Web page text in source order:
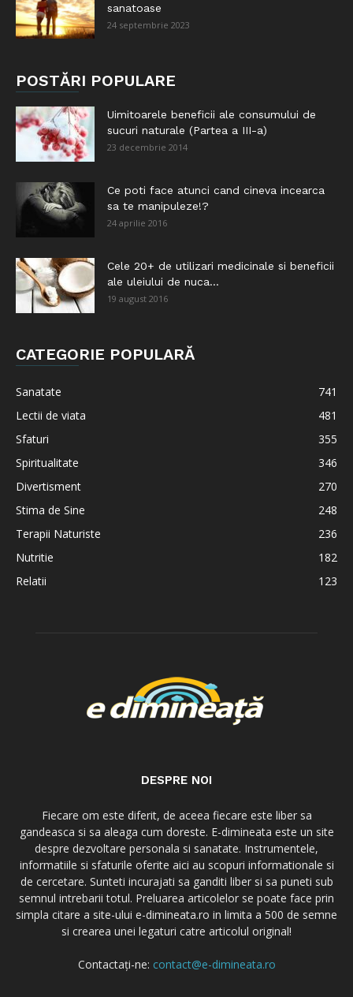
sanatoase
24 septembrie 2023
POSTĂRI POPULARE
Uimitoarele beneficii ale consumului de
sucuri naturale (Partea a III-a)
23 decembrie 2014
Ce poti face atunci cand cineva incearca
sa te manipuleze!?
24 aprilie 2016
Cele 20+ de utilizari medicinale si beneficii
ale uleiului de nuca...
19 august 2016
CATEGORIE POPULARĂ
Sanatate
741
Lectii de viata
481
Sfaturi
355
Spiritualitate
346
Divertisment
270
Stima de Sine
248
Terapii Naturiste
236
Nutritie
182
Relatii
123
DESPRE NOI
Fiecare om este diferit, de aceea fiecare este liber sa
gandeasca si sa aleaga cum doreste. E-dimineata este un site
despre dezvoltare personala si sanatate. Instrumentele,
informatiile si sfaturile oferite aici au scopuri informationale si
de cercetare. Sunteti incurajati sa ganditi liber si sa puneti sub
semnul intrebarii totul. Preluarea articolelor se poate face prin
simpla citare a site-ului e-dimineata.ro in limita a 500 de semne
si crearea unei legaturi catre articolul original!
Contactați-ne: contact@e-dimineata.ro